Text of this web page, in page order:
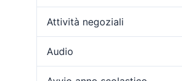
Attività negoziali
Audio